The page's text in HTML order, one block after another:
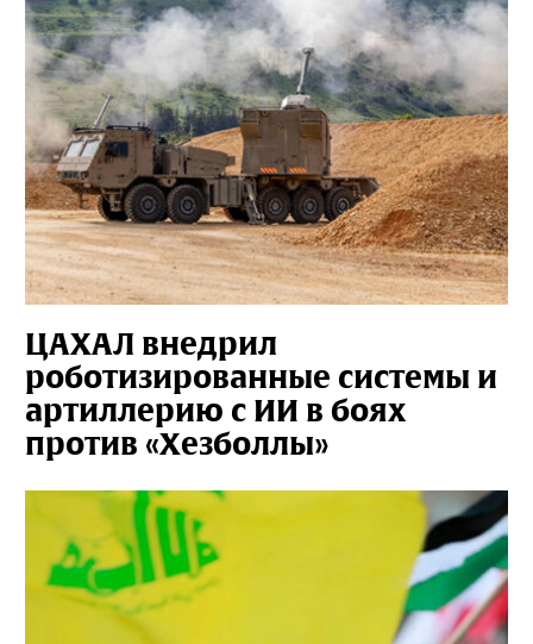
ЦАХАЛ внедрил
роботизированные системы и
артиллерию с ИИ в боях
против «Хезболлы»